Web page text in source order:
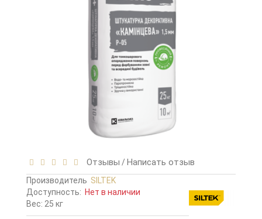
Отзывы /Написать отзыв
Производитель SILTEK
Доступность: Нет в наличии
Вес: 25 кг